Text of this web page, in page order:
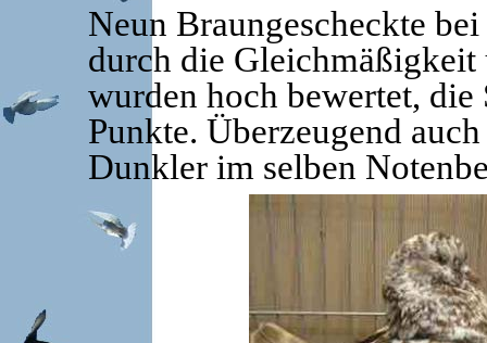
Neun Braungescheckte
durch die
wurden hoch bewertet,
Punkte. Überzeugend
Dunkler im selben